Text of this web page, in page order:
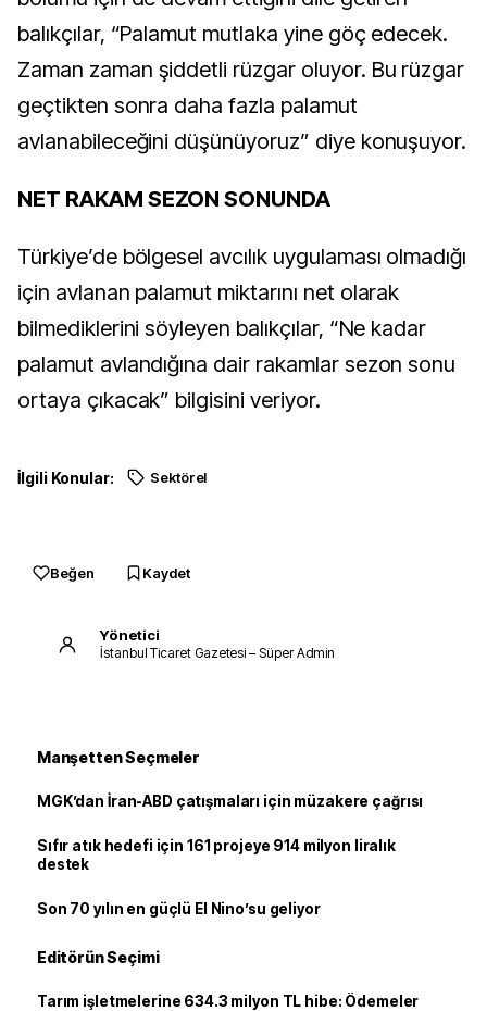
balıkçılar, “Palamut mutlaka yine göç edecek.
Zaman zaman şiddetli rüzgar oluyor. Bu rüzgar
geçtikten sonra daha fazla palamut
avlanabileceğini düşünüyoruz” diye konuşuyor.
NET RAKAM SEZON SONUNDA
Türkiye’de bölgesel avcılık uygulaması olmadığı
için avlanan palamut miktarını net olarak
bilmediklerini söyleyen balıkçılar, “Ne kadar
palamut avlandığına dair rakamlar sezon sonu
ortaya çıkacak” bilgisini veriyor.
İlgili Konular: Sektörel
Beğen Kaydet
Yönetici
İstanbul Ticaret Gazetesi – Süper Admin
Manşetten Seçmeler
MGK’dan İran-ABD çatışmaları için müzakere çağrısı
Sıfır atık hedefi için 161 projeye 914 milyon liralık
destek
Son 70 yılın en güçlü El Nino’su geliyor
Editörün Seçimi
Tarım işletmelerine 634.3 milyon TL hibe: Ödemeler